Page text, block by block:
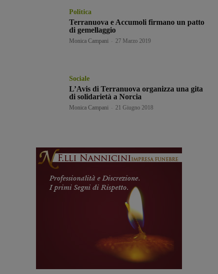
Politica
Terranuova e Accumoli firmano un patto
di gemellaggio
Monica Campani 27 Marzo 2019
Sociale
L’Avis di Terranuova organizza una gita
di solidarietà a Norcia
Monica Campani 21 Giugno 2018